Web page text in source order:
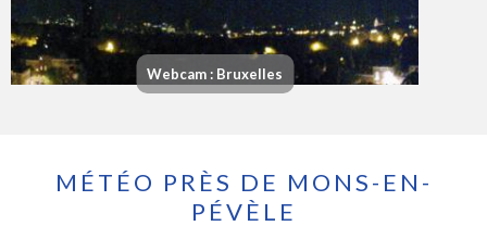
Webcam : Bruxelles
MÉTÉO PRÈS DE MONS-EN-
PÉVÈLE